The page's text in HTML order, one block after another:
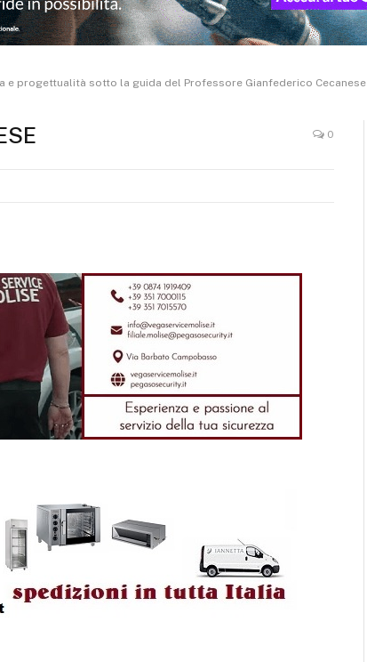
e progettualità sotto la guida del Professore Gianfederico Cecanese
0